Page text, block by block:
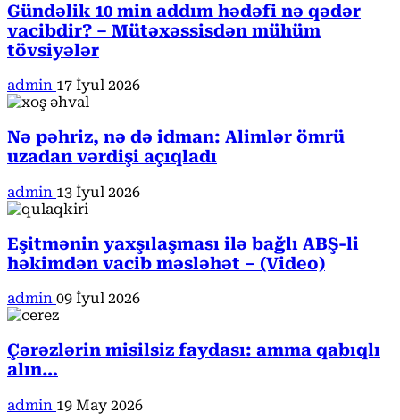
Gündəlik 10 min addım hədəfi nə qədər
vacibdir? – Mütəxəssisdən mühüm
tövsiyələr
admin 17 İyul 2026
Nə pəhriz, nə də idman: Alimlər ömrü
uzadan vərdişi açıqladı
admin 13 İyul 2026
Eşitmənin yaxşılaşması ilə bağlı ABŞ-li
həkimdən vacib məsləhət – (Video)
admin 09 İyul 2026
Çərəzlərin misilsiz faydası: amma qabıqlı
alın…
admin 19 May 2026